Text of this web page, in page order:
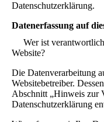
Datenschutzerklärung.
Datenerfassung auf
Wer ist verantwortlich
Website?
Die Datenverarbeitung
Websitebetreiber.
Abschnitt „Hinweis zur
Datenschutzerklärung